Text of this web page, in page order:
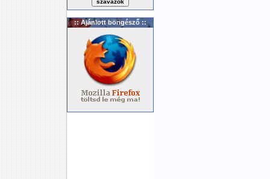
:: Ajánlott böngésző ::